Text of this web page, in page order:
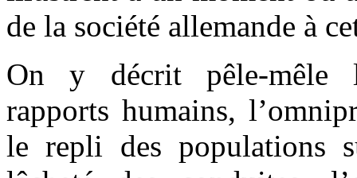
de la société allemande à
On y décrit pêle-mêle
rapports humains,
le repli des populations